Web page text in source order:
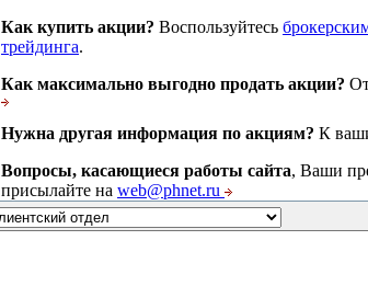
Как купить акции? Воспользуйтесь
трейдинга.
Как максимально выгодно продать акции?
Нужна другая информация по акциям? К
Вопросы, касающиеся работы сайта, Ваши
присылайте на web@phnet.ru